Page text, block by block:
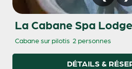
La Cabane Spa
Cabane sur pilotis 2 personnes
DÉTAILS &